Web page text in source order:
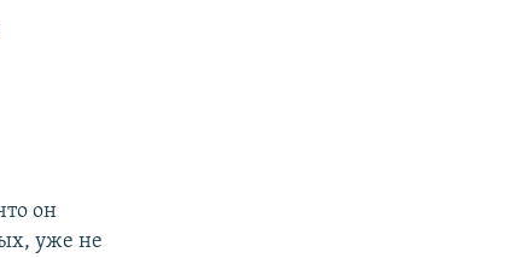
он
уже не